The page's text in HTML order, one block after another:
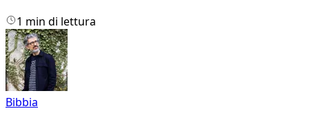
1 min di lettura
Bibbia